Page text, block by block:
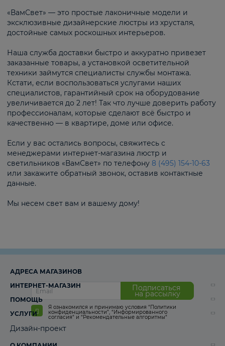
«ВамСвет» — это простые лаконичные модели и
эксклюзивные дизайнерские люстры из хрусталя,
достойные самых роскошных интерьеров.
Наша служба доставки быстро и аккуратно привезет
заказанные товары, а установкой осветительной
техники займутся специалисты службы монтажа.
Кстати, если воспользоваться услугами наших
специалистов, гарантийный срок на оборудование
увеличивается до 2 лет! Так что лучше доверить работу
профессионалам, которые сделают всё быстро и
качественно — в квартире, доме или офисе.
Если у вас остались вопросы, свяжитесь с
менеджерами интернет-магазина люстр и
светильников «ВамСвет» по телефону 8 (495) 154-10-63
или закажите обратный звонок, оставив контактные
данные.
Мы несем свет вам и вашему дому!
Подписаться
на рассылку
Я ознакомился и принимаю условия “Политики
конфиденциальности”, “Информированного
согласия“ и “Рекомендательные алгоритмы“
АДРЕСА МАГАЗИНОВ
ИНТЕРНЕТ-МАГАЗИН
ПОМОЩЬ
УСЛУГИ
Дизайн-проект